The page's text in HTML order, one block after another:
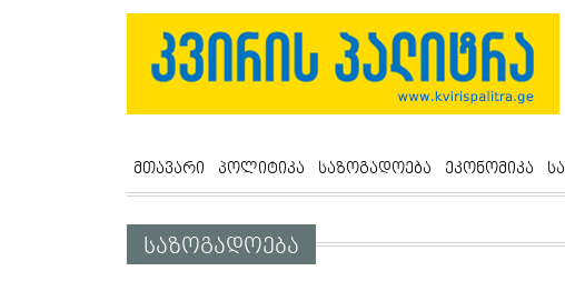
მთავარი პოლიტიკა საზოგადოება ეკონომიკა
საზოგადოება